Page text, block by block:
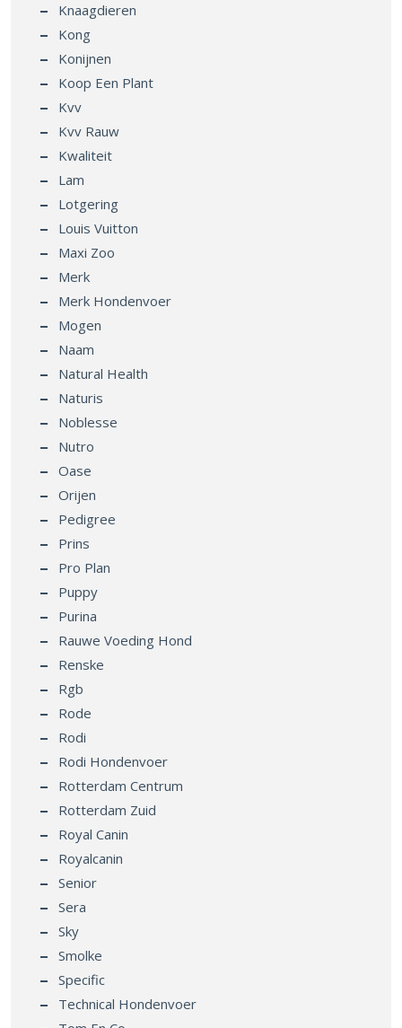
Knaagdieren
Kong
Konijnen
Koop Een Plant
Kvv
Kvv Rauw
Kwaliteit
Lam
Lotgering
Louis Vuitton
Maxi Zoo
Merk
Merk Hondenvoer
Mogen
Naam
Natural Health
Naturis
Noblesse
Nutro
Oase
Orijen
Pedigree
Prins
Pro Plan
Puppy
Purina
Rauwe Voeding Hond
Renske
Rgb
Rode
Rodi
Rodi Hondenvoer
Rotterdam Centrum
Rotterdam Zuid
Royal Canin
Royalcanin
Senior
Sera
Sky
Smolke
Specific
Technical Hondenvoer